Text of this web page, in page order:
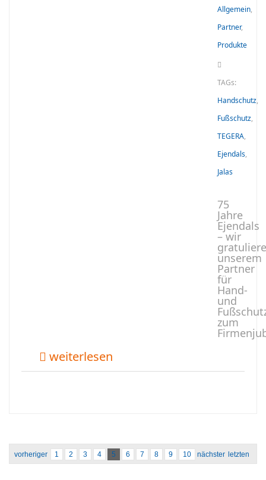
Allgemein,
Partner,
Produkte
TAGs:
Handschutz,
Fußschutz,
TEGERA,
Ejendals,
Jalas
75
Jahre
Ejendals
– wir
unserem
Partner
für
Hand-
und
zum
weiterlesen
vorheriger 1 2 3 4 5 6 7 8 9 10 nächster letzten